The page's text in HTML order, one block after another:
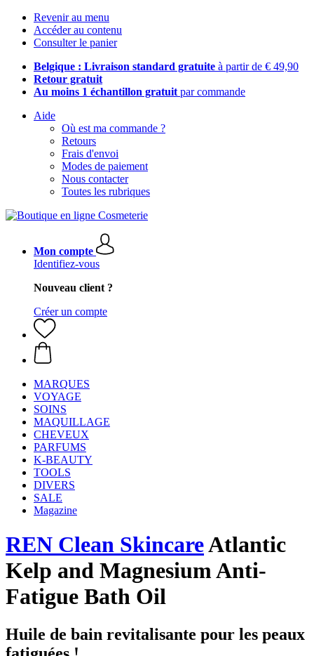
Revenir au menu
Accéder au contenu
Consulter le panier
Belgique : Livraison standard gratuite à partir de € 49,90
Retour gratuit
Au moins 1 échantillon gratuit par commande
Aide
Où est ma commande ?
Retours
Frais d'envoi
Modes de paiement
Nous contacter
Toutes les rubriques
Mon compte
Identifiez-vous
Nouveau client ?
Créer un compte
MARQUES
VOYAGE
SOINS
MAQUILLAGE
CHEVEUX
PARFUMS
K-BEAUTY
TOOLS
DIVERS
SALE
Magazine
REN Clean SkincareAtlantic
Kelp and Magnesium Anti-
Fatigue Bath Oil
Huile de bain revitalisante pour les peaux